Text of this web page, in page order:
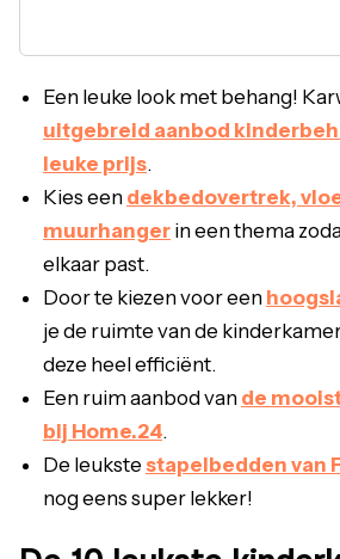
Een leuke look met behang!
uitgebreid aanbod
leuke prijs.
Kies een dekbedovertrek,
muurhanger in een thema
elkaar past.
Door te kiezen voor een
je de ruimte van de
deze heel efficiënt.
Een ruim aanbod van de
bij Home.24.
De leukste stapelbedden van
nog eens super lekker!